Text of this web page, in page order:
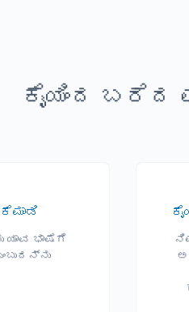
ಕೈಯಿಂದ ಬರೆದ
ಯಾವ ಭಾಷೆಗೆ